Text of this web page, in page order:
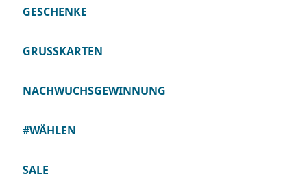
GESCHENKE
GRUSSKARTEN
NACHWUCHSGEWINNUNG
#WÄHLEN
SALE